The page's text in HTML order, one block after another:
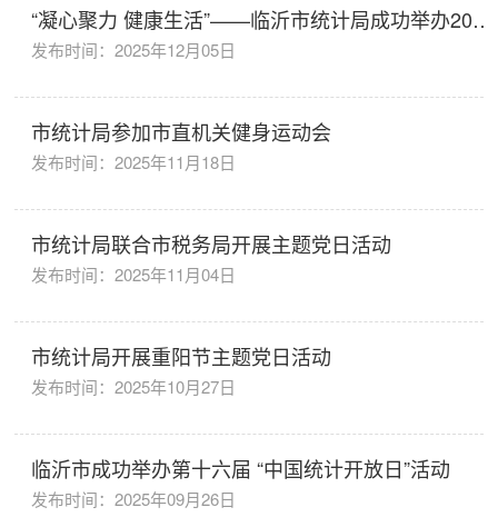
“凝心聚力 健康生活”——临沂市统计局成功举办2025
年职工趣味运动会
发布时间：2025年12月05日
市统计局参加市直机关健身运动会
发布时间：2025年11月18日
市统计局联合市税务局开展主题党日活动
发布时间：2025年11月04日
市统计局开展重阳节主题党日活动
发布时间：2025年10月27日
临沂市成功举办第十六届 “中国统计开放日”活动
发布时间：2025年09月26日